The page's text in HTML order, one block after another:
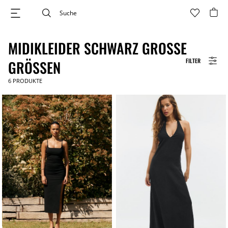
FILTER
MIDIKLEIDER SCHWARZ GROSSE G
RÖSSEN
6 PRODUKTE